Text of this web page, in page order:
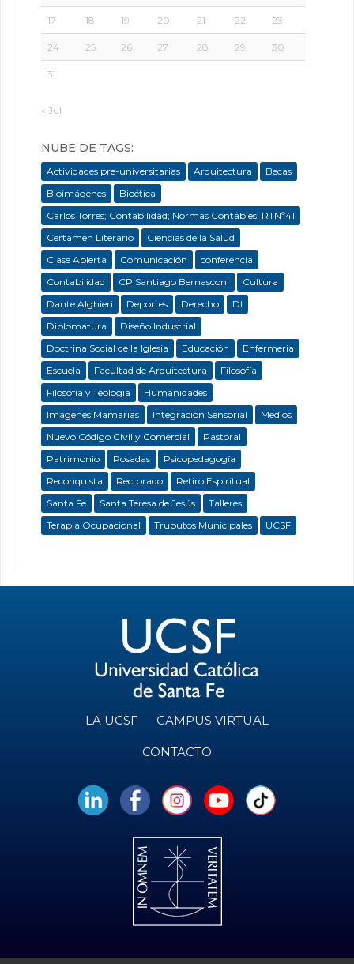
17 18 19 20 21 22 23
24 25 26 27 28 29 30
31
« Jul
NUBE DE TAGS:
Actividades pre-universitarias Arquitectura
Becas
Bioimágenes
Bioética
Carlos Torres; Contabilidad; Normas Contables; RTNº41
Certamen Literario
Ciencias de la Salud
Clase Abierta
Comunicación
conferencia
Contabilidad
CP Santiago Bernasconi
Cultura
Dante Alghieri
Deportes Derecho
DI
Diplomatura
Diseño Industrial
Doctrina Social de la Iglesia
Educación
Enfermeria
Escuela
Facultad de Arquitectura
Filosofía
Filosofía y Teología
Humanidades
Imágenes Mamarias
Integración Sensorial
Medios
Nuevo Código Civil y Comercial
Pastoral
Patrimonio
Posadas
Psicopedagogía
Reconquista
Rectorado
Retiro Espiritual
Santa Fe
Santa Teresa de Jesús
Talleres
Terapia Ocupacional
Trubutos Municipales UCSF
LA UCSF CAMPUS VIRTUAL
CONTACTO